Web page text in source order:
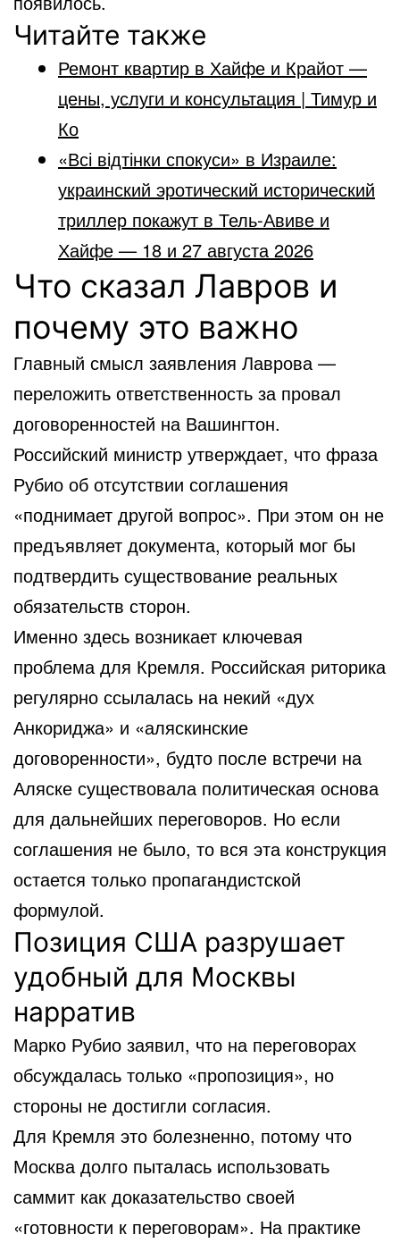
Читайте также
Ремонт квартир в Хайфе и Крайот —
цены, услуги и консультация | Тимур и
Ко
«Всі відтінки спокуси» в Израиле:
украинский эротический исторический
триллер покажут в Тель-Авиве и
Хайфе — 18 и 27 августа 2026
Что сказал Лавров и
почему это важно
Главный смысл заявления Лаврова —
переложить ответственность за провал
договоренностей на Вашингтон.
Российский министр утверждает, что фраза
Рубио об отсутствии соглашения
«поднимает другой вопрос». При этом он не
предъявляет документа, который мог бы
подтвердить существование реальных
обязательств сторон.
Именно здесь возникает ключевая
проблема для Кремля. Российская риторика
регулярно ссылалась на некий «дух
Анкориджа» и «аляскинские
договоренности», будто после встречи на
Аляске существовала политическая основа
для дальнейших переговоров. Но если
соглашения не было, то вся эта конструкция
остается только пропагандистской
формулой.
Позиция США разрушает
удобный для Москвы
нарратив
Марко Рубио заявил, что на переговорах
обсуждалась только «пропозиция», но
стороны не достигли согласия.
Для Кремля это болезненно, потому что
Москва долго пыталась использовать
саммит как доказательство своей
«готовности к переговорам». На практике